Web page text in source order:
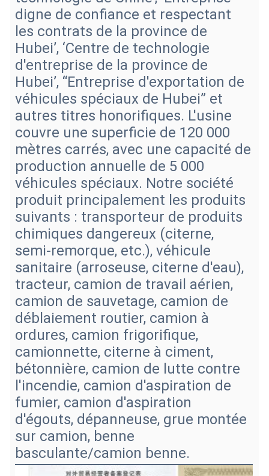
digne de confiance et respectant
les contrats de la province de
Hubei’, ‘Centre de technologie
d'entreprise de la province de
Hubei’, “Entreprise d'exportation de
véhicules spéciaux de Hubei” et
autres titres honorifiques. L'usine
couvre une superficie de 120 000
mètres carrés, avec une capacité de
production annuelle de 5 000
véhicules spéciaux. Notre société
produit principalement les produits
suivants : transporteur de produits
chimiques dangereux (citerne,
semi-remorque, etc.), véhicule
sanitaire (arroseuse, citerne d'eau),
tracteur, camion de travail aérien,
camion de sauvetage, camion de
déblaiement routier, camion à
ordures, camion frigorifique,
camionnette, citerne à ciment,
bétonnière, camion de lutte contre
l'incendie, camion d'aspiration de
fumier, camion d'aspiration
d'égouts, dépanneuse, grue montée
sur camion, benne
basculante/camion benne.